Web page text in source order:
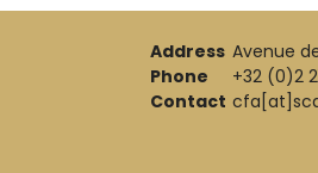
Address Avenue
Phone
+32 (0)2
Contact